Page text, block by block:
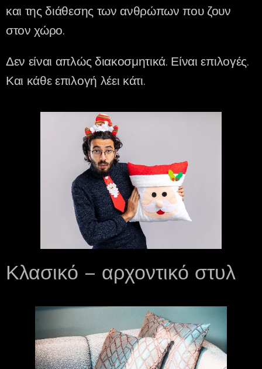
και της διάθεσης των ανθρώπων που ζουν
στον χώρο.
Δεν είναι απλώς διακοσμητικά. Είναι επιλογές.
Και κάθε επιλογή λέει κάτι.
Κλασικό – αρχοντικό στυλ